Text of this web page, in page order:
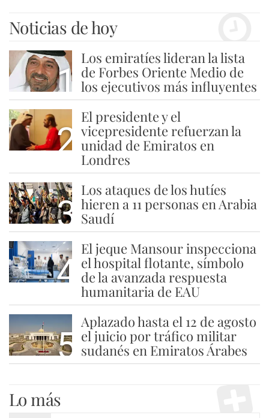
Noticias de hoy
1
Los emiratíes lideran la lista
de Forbes Oriente Medio de
los ejecutivos más influyentes
2
El presidente y el
vicepresidente refuerzan la
unidad de Emiratos en
Londres
3
Los ataques de los hutíes
hieren a 11 personas en Arabia
Saudí
4
El jeque Mansour inspecciona
el hospital flotante, símbolo
de la avanzada respuesta
humanitaria de EAU
5
Aplazado hasta el 12 de agosto
el juicio por tráfico militar
sudanés en Emiratos Árabes
Lo más